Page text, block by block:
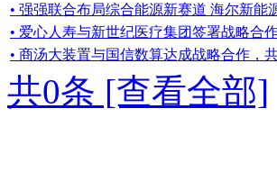
• 强强联合布局综合能源新赛道 海尔新能
• 爱心人寿与新世纪医疗集团签署战略合
• 商汤大装置与国信数算达成战略合作，
共0条 [查看全部]